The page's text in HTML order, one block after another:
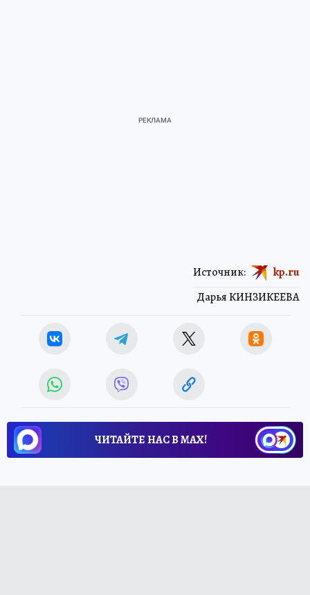
Дарья КИНЗИКЕЕВА
Источник: kp.ru
ЧИТАЙТЕ НАС В МАХ!